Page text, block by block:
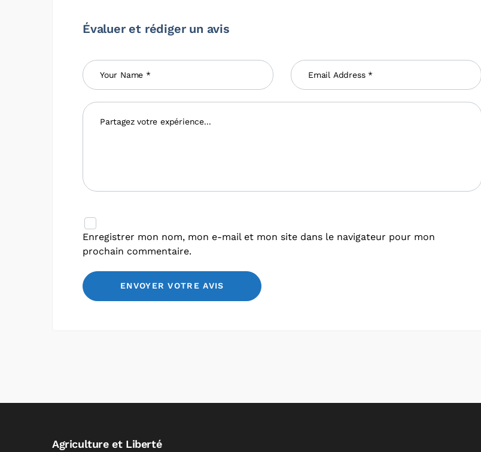
Évaluer et rédiger un avis
Enregistrer mon nom, mon e-mail et mon site dans le navigateur pour mon
prochain commentaire.
Agriculture et Liberté